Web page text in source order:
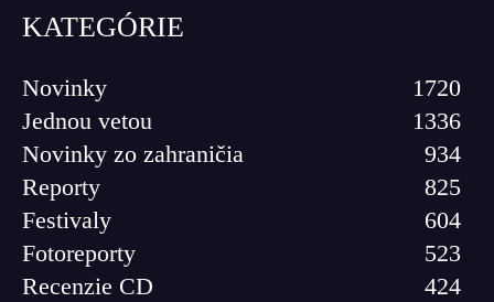
KATEGÓRIE
Novinky
1720
Jednou vetou
1336
Novinky zo zahraničia
934
Reporty
825
Festivaly
604
Fotoreporty
523
Recenzie CD
424